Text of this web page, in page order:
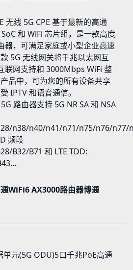
无线 5G CPE 基于最新的高通
和 WiFi 芯片组，是一款高度
器，可满足家庭或小型企业高速
5G 无线网关将千兆以太网互
联网支持和 3000Mbps WiFi 整
品中，可为您的所有设备共享
IPTV 和语音通信。
路由器支持 5G NR SA 和 NSA
n38/n40/n41/n71/n75/n76/n77/
频段
B32/B71 和 LTE TDD:
WiFi6 AX3000路由器博通
单元(5G ODU)5口千兆PoE高通